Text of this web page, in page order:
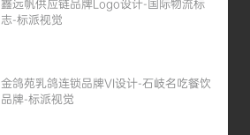
鑫远帆供应链品牌Logo设计-国际物流标
志-标派视觉
金鸽苑乳鸽连锁品牌VI设计-石岐名吃餐饮
品牌-标派视觉